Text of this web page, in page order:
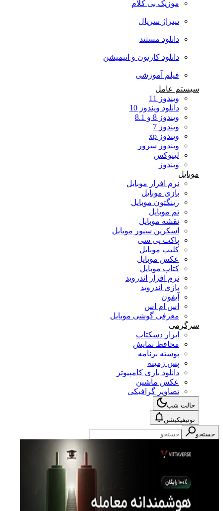
موزیک بی کلام
تیتراژ سریال
دانلود مستند
دانلود کارتون و انیمیشن
فیلم آموزشی
سیستم عامل
ویندوز 11
دانلود ویندوز 10
ویندوز 8 و 8.1
ویندوز 7
ویندوز xp
ویندوز سرور
لینوکس
ویندوز
موبایل
نرم افزار موبایل
بازی موبایل
رینگتون موبایل
تم موبایل
نقشه موبایل
اسکرین سیور موبایل
پاکت پی سی
کلیپ موبایل
عکس موبایل
کتاب موبایل
نرم افزار اندروید
بازی اندروید
آیفون
اس ام اس
معرفی گوشی موبایل
سرگرمی
ابزار دسکتاپ
محافظ نمایش
پوسته برنامه
پس زمینه
دانلود بازی کامپیوتر
عکس ماشین
تصاویر گرافیکی
حالت شب
نوتیفیکیشن
جستجو